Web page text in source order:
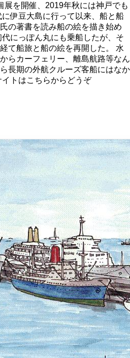
展を開催、2019年秋には神戸でも
伊豆大島に行って以来、船と船
の著書を読み船の絵を描き始め
にっぽん丸にも乗船したが、そ
て船旅と船の絵を再開した。 水
らカーフェリー、離島航路等なん
長期の外航クルーズ客船にはなか
トはこちらからどうぞ